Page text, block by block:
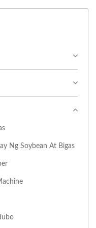
Ng Soybean At Bigas